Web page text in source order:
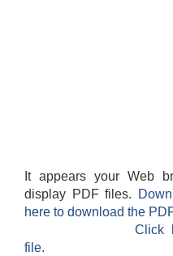
It appears your Web
display PDF files.
here to download the
Click
file.